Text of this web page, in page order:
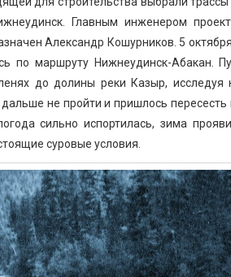
Главным инженером
Александр Кошурников. 5
по маршруту Нижнеудинск-Абакан.
до долины реки Казыр, исследуя
не пройти и пришлось пересесть
сильно испортилась, зима
суровые условия.